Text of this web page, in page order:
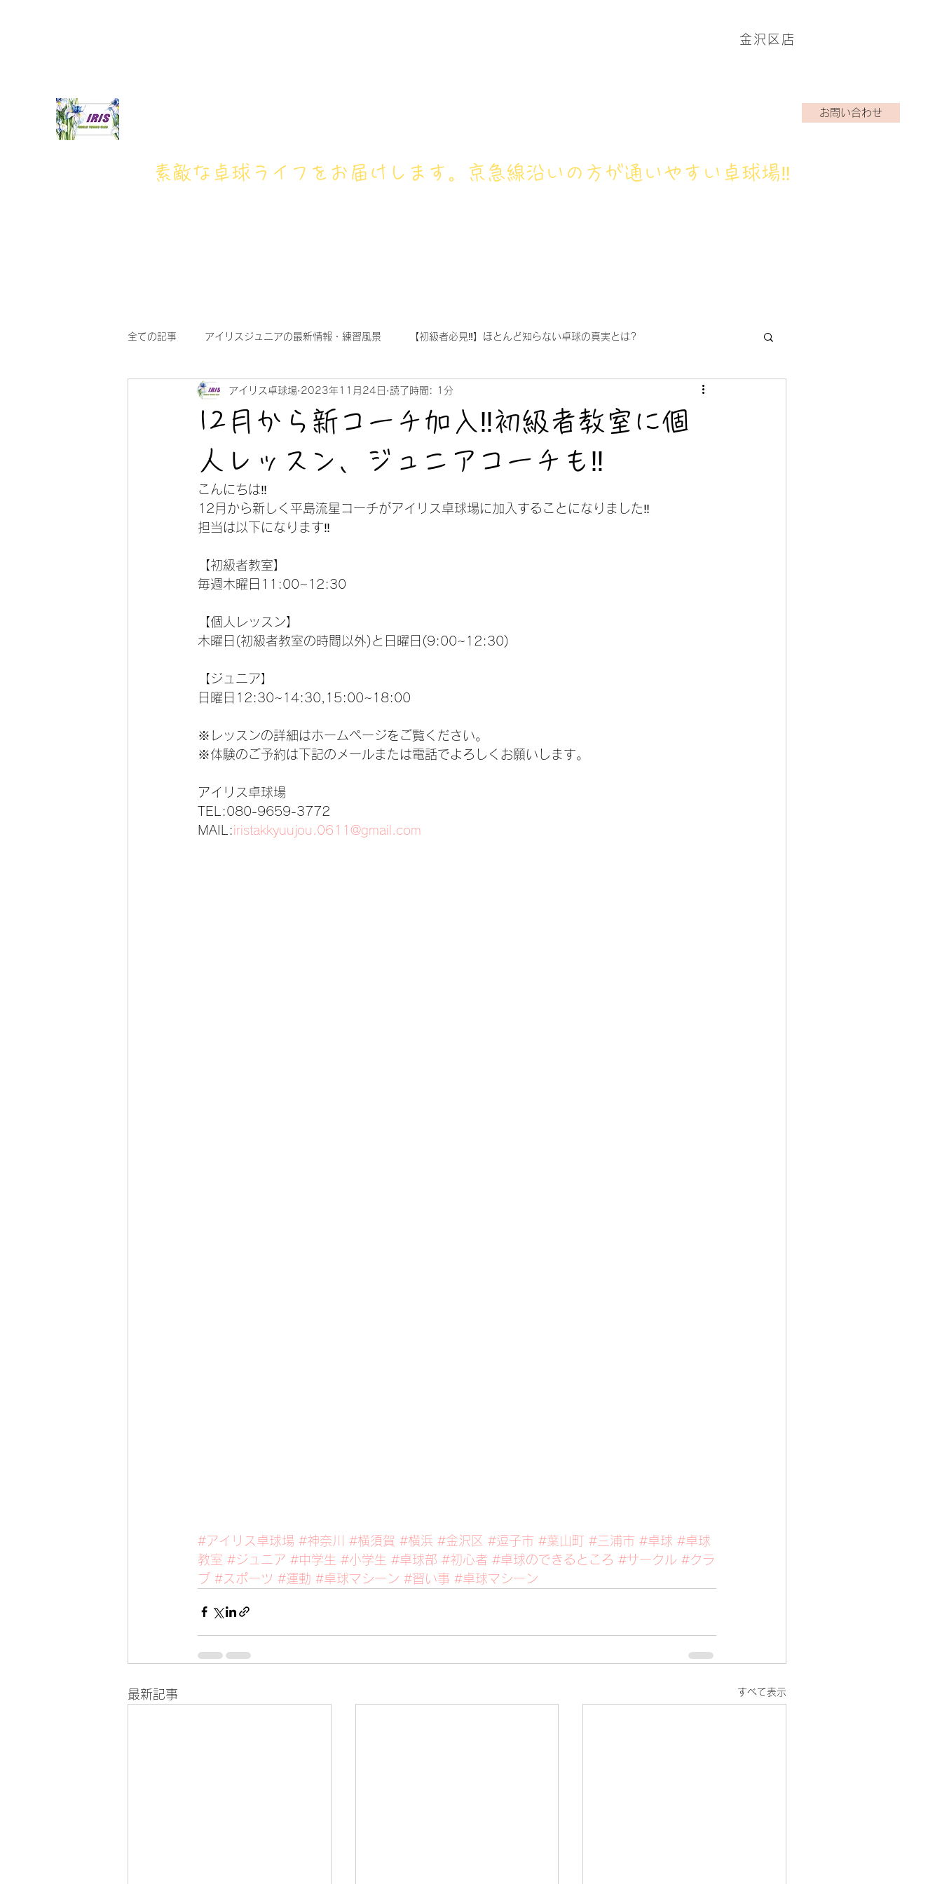
金沢区店
お問い合わせ
​素敵な卓球ライフをお届けします。京急線沿いの方が通いやすい卓球場‼
全ての記事 アイリスジュニアの最新情報・練習風景 【初級者必見‼】ほとんど知らない卓球の真実とは?
12月から新コーチ加入‼初級者教室に個
人レッスン、ジュニアコーチも‼
アイリス卓球場 2023年11月24日 読了時間: 1分
こんにちは‼
12月から新しく平島流星コーチがアイリス卓球場に加入することになりました‼
担当は以下になります‼
【初級者教室】
毎週木曜日11:00~12:30
【個人レッスン】
木曜日(初級者教室の時間以外)と日曜日(9:00~12:30)
【ジュニア】
日曜日12:30~14:30,15:00~18:00
※レッスンの詳細はホームページをご覧ください。
※体験のご予約は下記のメールまたは電話でよろしくお願いします。
アイリス卓球場
TEL:080-9659-3772
MAIL:iristakkyuujou.0611@gmail.com
#アイリス卓球場 #神奈川 #横須賀 #横浜 #金沢区 #逗子市 #葉山町 #三浦市 #卓球 #卓球
教室 #ジュニア #中学生 #小学生 #卓球部 #初心者 #卓球のできるところ #サークル #クラ
ブ #スポーツ #運動 #卓球マシーン #習い事 #卓球マシーン
最新記事 すべて表示